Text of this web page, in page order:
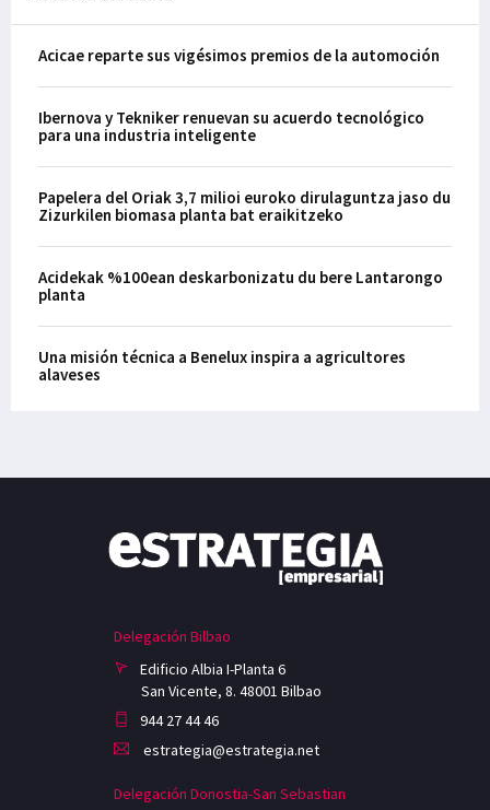
Acicae reparte sus vigésimos premios de la automoción
Ibernova y Tekniker renuevan su acuerdo tecnológico
para una industria inteligente
Papelera del Oriak 3,7 milioi euroko dirulaguntza jaso du
Zizurkilen biomasa planta bat eraikitzeko
Acidekak %100ean deskarbonizatu du bere Lantarongo
planta
Una misión técnica a Benelux inspira a agricultores
alaveses
Delegación Bilbao
Edificio Albia I-Planta 6
San Vicente, 8. 48001 Bilbao
944 27 44 46
estrategia@estrategia.net
Delegación Donostia-San Sebastian